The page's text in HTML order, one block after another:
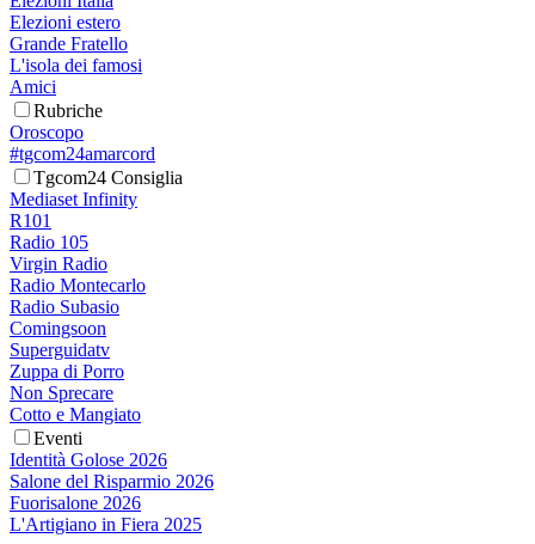
Elezioni estero
Grande Fratello
L'isola dei famosi
Amici
Rubriche
Oroscopo
#tgcom24amarcord
Tgcom24 Consiglia
Mediaset Infinity
R101
Radio 105
Virgin Radio
Radio Montecarlo
Radio Subasio
Comingsoon
Superguidatv
Zuppa di Porro
Non Sprecare
Cotto e Mangiato
Eventi
Identità Golose 2026
Salone del Risparmio 2026
Fuorisalone 2026
L'Artigiano in Fiera 2025